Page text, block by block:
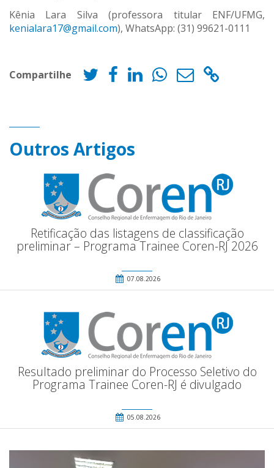
Kênia Lara Silva (professora titular ENF/UFMG,
kenialara17@gmail.com), WhatsApp: (31) 99621-0111
Compartilhe
Outros Artigos
Retificação das listagens de classificação
preliminar – Programa Trainee Coren-RJ 2026
07.08.2026
Resultado preliminar do Processo Seletivo do
Programa Trainee Coren-RJ é divulgado
05.08.2026